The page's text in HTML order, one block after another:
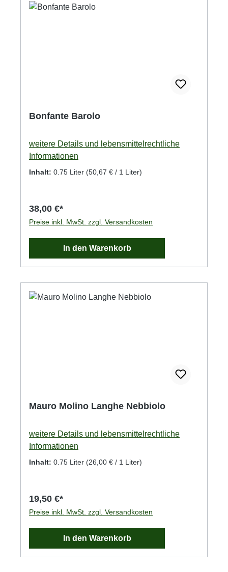
Bonfante Barolo
weitere Details und lebensmittelrechtliche
Informationen
Inhalt: 0.75 Liter (50,67 € / 1 Liter)
38,00 €*
Preise inkl. MwSt. zzgl. Versandkosten
In den Warenkorb
Mauro Molino Langhe Nebbiolo
weitere Details und lebensmittelrechtliche
Informationen
Inhalt: 0.75 Liter (26,00 € / 1 Liter)
19,50 €*
Preise inkl. MwSt. zzgl. Versandkosten
In den Warenkorb